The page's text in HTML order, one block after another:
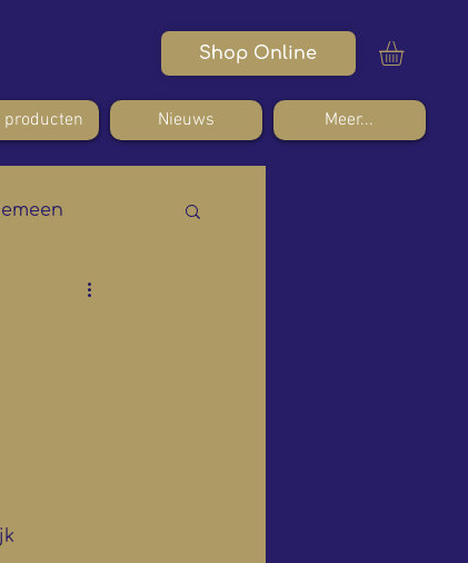
producten Nieuws Meer...
Shop Online